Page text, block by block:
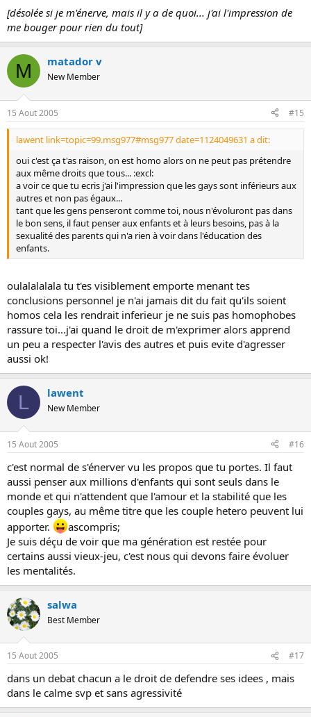
[désolée si je m'énerve, mais il y a de quoi... j'ai l'impression de
me bouger pour rien du tout]
M matador v
New Member
15 Aout 2005 #15
lawent link=topic=99.msg977#msg977 date=1124049631 a dit:
oui c'est ça t'as raison, on est homo alors on ne peut pas prétendre
aux même droits que tous... :excl:
a voir ce que tu ecris j'ai l'impression que les gays sont inférieurs aux
autres et non pas égaux...
tant que les gens penseront comme toi, nous n'évoluront pas dans
le bon sens, il faut penser aux enfants et à leurs besoins, pas à la
sexualité des parents qui n'a rien à voir dans l'éducation des
enfants.
oulalalalala tu t'es visiblement emporte menant tes
conclusions personnel je n'ai jamais dit du fait qu'ils soient
homos cela les rendrait inferieur je ne suis pas homophobes
rassure toi...j'ai quand le droit de m'exprimer alors apprend
un peu a respecter l'avis des autres et puis evite d'agresser
aussi ok!
L lawent
New Member
15 Aout 2005 #16
c'est normal de s'énerver vu les propos que tu portes. Il faut
aussi penser aux millions d'enfants qui sont seuls dans le
monde et qui n'attendent que l'amour et la stabilité que les
couples gays, au même titre que les couple hetero peuvent lui
apporter.
ascompris;
Je suis déçu de voir que ma génération est restée pour
certains aussi vieux-jeu, c'est nous qui devons faire évoluer
les mentalités.
salwa
Best Member
15 Aout 2005 #17
dans un debat chacun a le droit de defendre ses idees , mais
dans le calme svp et sans agressivité